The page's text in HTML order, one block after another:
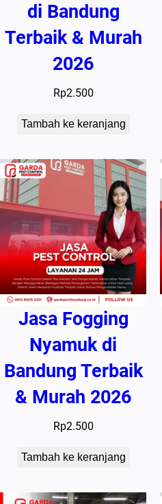
di Bandung
Terbaik & Murah
2026
Rp2.500
Tambah ke keranjang
Jasa Fogging
Nyamuk di
Bandung Terbaik
& Murah 2026
Rp2.500
Tambah ke keranjang